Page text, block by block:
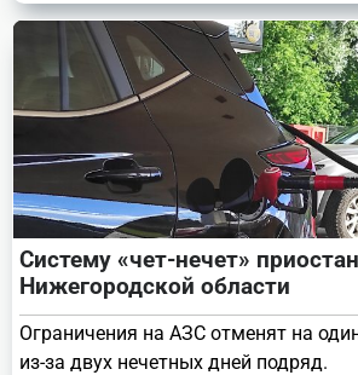
Систему «чет-нечет»
Нижегородской области
Ограничения на АЗС отменят на
из-за двух нечетных дней подряд.